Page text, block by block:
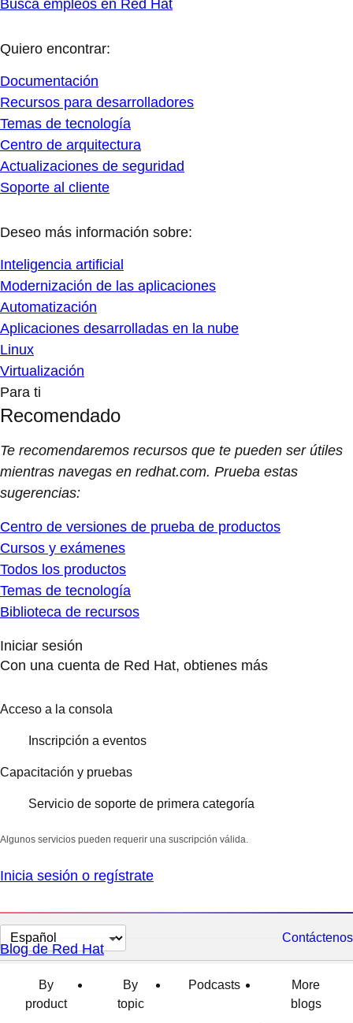
Busca empleos en Red Hat
Quiero encontrar:
Documentación
Recursos para desarrolladores
Temas de tecnología
Centro de arquitectura
Actualizaciones de seguridad
Soporte al cliente
Deseo más información sobre:
Inteligencia artificial
Modernización de las aplicaciones
Automatización
Aplicaciones desarrolladas en la nube
Linux
Virtualización
Para ti
Recomendado
Te recomendaremos recursos que te pueden ser útiles
mientras navegas en redhat.com. Prueba estas
sugerencias:
Centro de versiones de prueba de productos
Cursos y exámenes
Todos los productos
Temas de tecnología
Biblioteca de recursos
Iniciar sesión
Con una cuenta de Red Hat, obtienes más
Acceso a la consola
Inscripción a eventos
Capacitación y pruebas
Servicio de soporte de primera categoría
Algunos servicios pueden requerir una suscripción válida.
Inicia sesión o regístrate
Cambiar
el
idioma
Contáctenos
Blog de Red Hat
By
product
By
topic
Podcasts
More
blogs